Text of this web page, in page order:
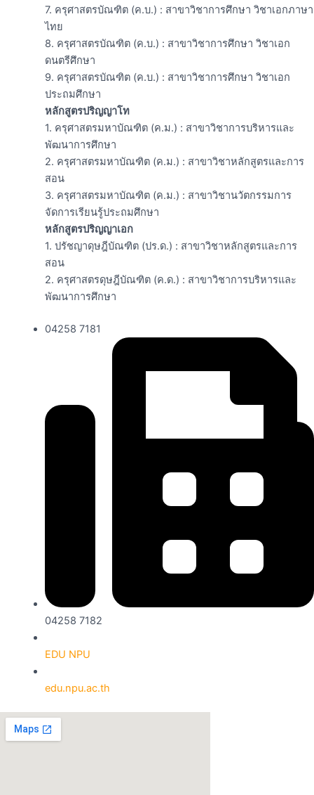
7. ครุศาสตรบัณฑิต (ค.บ.) : สาขาวิชาการศึกษา วิชาเอกภาษา
ไทย
8. ครุศาสตรบัณฑิต (ค.บ.) : สาขาวิชาการศึกษา วิชาเอก
ดนตรีศึกษา
9. ครุศาสตรบัณฑิต (ค.บ.) : สาขาวิชาการศึกษา วิชาเอก
ประถมศึกษา
หลักสูตรปริญญาโท
1. ครุศาสตรมหาบัณฑิต (ค.ม.) : สาขาวิชาการบริหารและ
พัฒนาการศึกษา
2. ครุศาสตรมหาบัณฑิต (ค.ม.) : สาขาวิชาหลักสูตรและการ
สอน
3. ครุศาสตรมหาบัณฑิต (ค.ม.) : สาขาวิชานวัตกรรมการ
จัดการเรียนรู้ประถมศึกษา
หลักสูตรปริญญาเอก
1. ปรัชญาดุษฎีบัณฑิต (ปร.ด.) : สาขาวิชาหลักสูตรและการ
สอน
2. ครุศาสตรดุษฎีบัณฑิต (ค.ด.) : สาขาวิชาการบริหารและ
พัฒนาการศึกษา
04258 7181
04258 7182
EDU NPU
edu.npu.ac.th